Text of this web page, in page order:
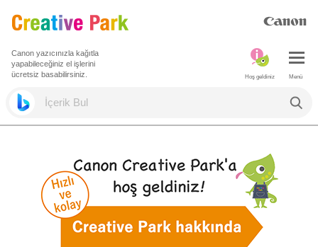
Canon yazıcınızla kağıtla
yapabileceğiniz el işlerini
ücretsiz basabilirsiniz.
Menü
Hoş geldiniz